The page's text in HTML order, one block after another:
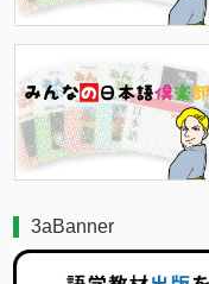
3aBanner